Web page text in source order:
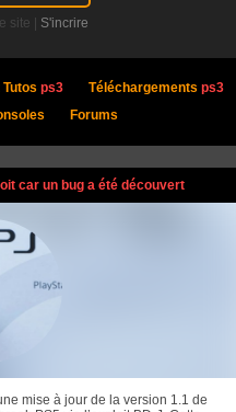
site | S'incrire
ps3 Téléchargements ps3
Forums
car un bug a été découvert
mise à jour de la version 1.1 de